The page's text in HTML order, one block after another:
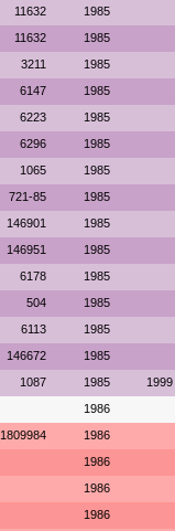
11632 1985
11632 1985
3211 1985
6147 1985
6223 1985
6296 1985
1065 1985
721-85 1985
146901 1985
146951 1985
6178 1985
504 1985
6113 1985
146672 1985
1087 1985 1999
1986
1809984 1986
1986
1986
1986